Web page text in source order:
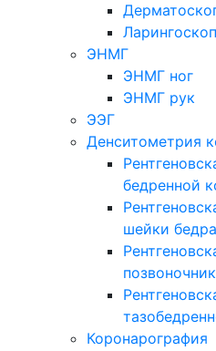
ЭНМГ
ЭНМГ ног
ЭНМГ рук
ЭЭГ
Денситометрия
бедренной
шейки бедра
Коронарография